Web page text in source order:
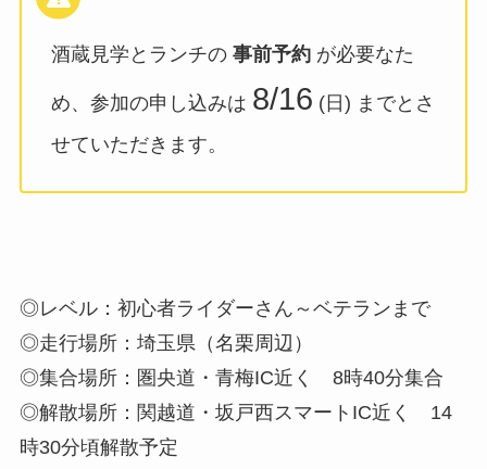
酒蔵見学とランチの 事前予約が必要なた
め、参加の申し込みは 8/16 (日) までとさ
せていただきます。
◎レベル：初心者ライダーさん～ベテランまで
◎走行場所：埼玉県（名栗周辺）
◎集合場所：圏央道・青梅IC近く 8時40分集合
◎解散場所：関越道・坂戸西スマートIC近く 14
時30分頃解散予定